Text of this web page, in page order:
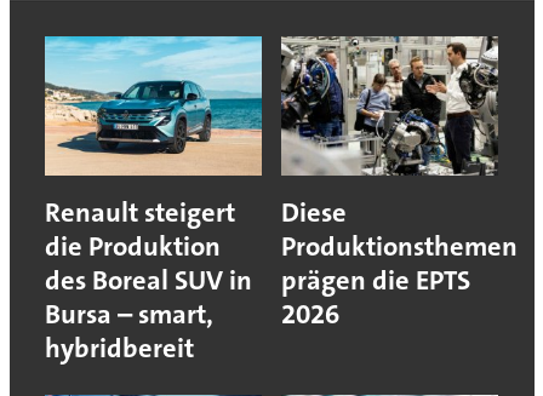
Renault steigert
die Produktion
des Boreal SUV in
Bursa – smart,
hybridbereit
Diese
Produktionsthemen
prägen die EPTS
2026